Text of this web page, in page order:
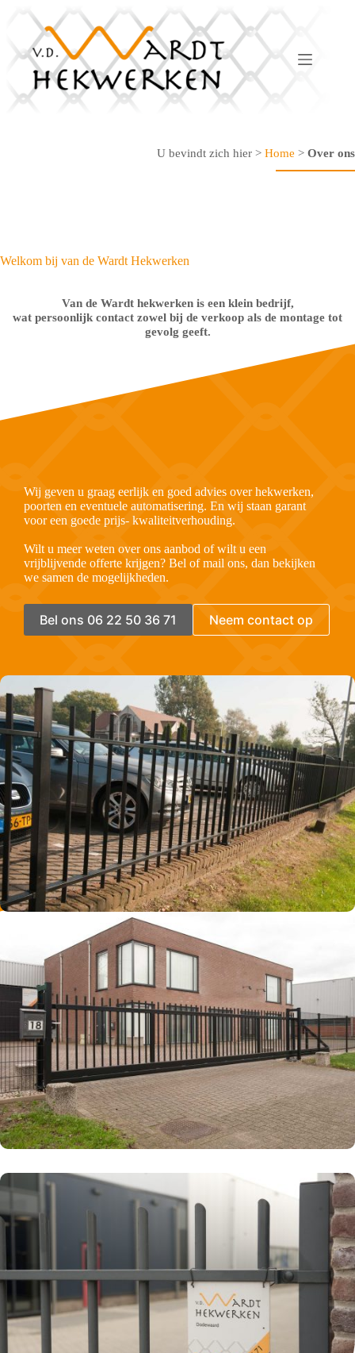
inhoud
U bevindt zich hier > Home > Over ons
Welkom bij van de Wardt Hekwerken
Van de Wardt hekwerken is een klein bedrijf,
wat persoonlijk contact zowel bij de verkoop als de montage tot
gevolg geeft.
Wij geven u graag eerlijk en goed advies over hekwerken,
poorten en eventuele automatisering. En wij staan garant
voor een goede prijs- kwaliteitverhouding.
Wilt u meer weten over ons aanbod of wilt u een
vrijblijvende offerte krijgen? Bel of mail ons, dan bekijken
we samen de mogelijkheden.
Bel ons 06 22 50 36 71 Neem contact op